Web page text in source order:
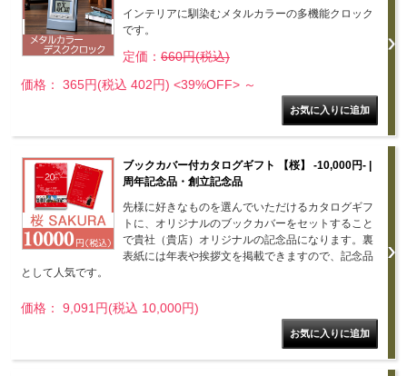
インテリアに馴染むメタルカラーの多機能クロック
です。
定価： 660円(税込)
価格： 365円(税込 402円) <39%OFF> ～
ブックカバー付カタログギフト 【桜】 -10,000円- |
周年記念品・創立記念品
先様に好きなものを選んでいただけるカタログギフ
トに、オリジナルのブックカバーをセットすること
で貴社（貴店）オリジナルの記念品になります。裏
表紙には年表や挨拶文を掲載できますので、記念品
として人気です。
価格： 9,091円(税込 10,000円)